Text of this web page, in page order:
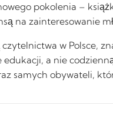
pokolenia –
na zainteresowanie
w Polsce,
a nie
samych obywateli,